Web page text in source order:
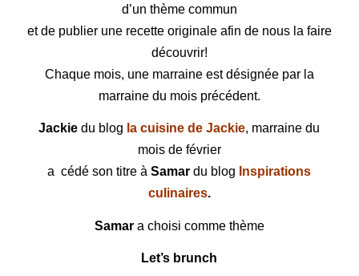
d’un thème commun
et de publier une recette originale afin de nous la faire
découvrir!
Chaque mois, une marraine est désignée par la
marraine du mois précédent.
Jackie du blog la cuisine de Jackie, marraine du
mois de février
a cédé son titre àSamar du blog Inspirations
culinaires.
Samara choisi comme thème
Let’s brunch